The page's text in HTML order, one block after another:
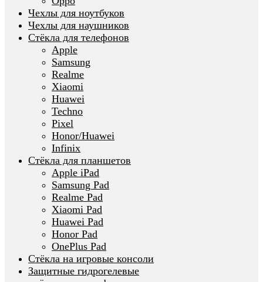
Чехлы для ноутбуков
Чехлы для наушников
Стёкла для телефонов
Apple
Samsung
Realme
Xiaomi
Huawei
Techno
Pixel
Honor/Huawei
Infinix
Стёкла для планшетов
Apple iPad
Samsung Pad
Realme Pad
Xiaomi Pad
Huawei Pad
Honor Pad
OnePlus Pad
Стёкла на игровые консоли
Защитные гидрогелевые